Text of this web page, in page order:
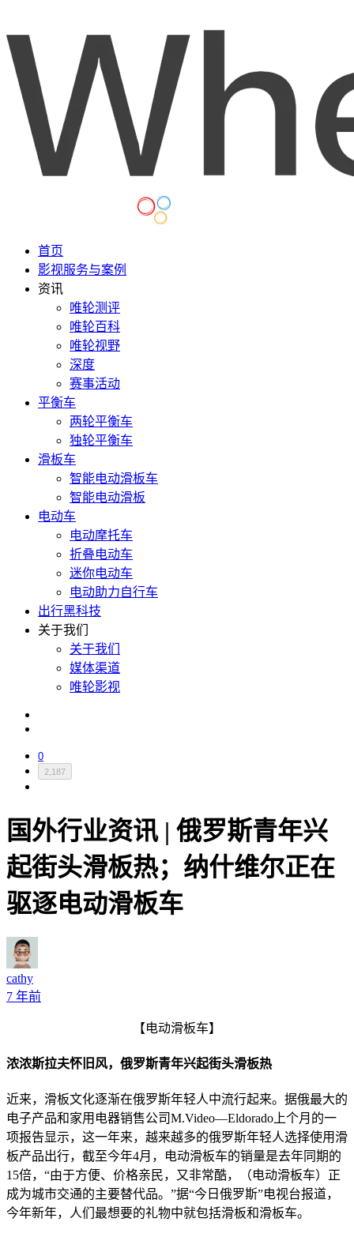
首页
影视服务与案例
资讯
唯轮测评
唯轮百科
唯轮视野
深度
赛事活动
平衡车
两轮平衡车
独轮平衡车
滑板车
智能电动滑板车
智能电动滑板
电动车
电动摩托车
折叠电动车
迷你电动车
电动助力自行车
出行黑科技
关于我们
关于我们
媒体渠道
唯轮影视
0
2,187
国外行业资讯 | 俄罗斯青年兴
起街头滑板热；纳什维尔正在
驱逐电动滑板车
cathy
7 年前
【电动滑板车】
浓浓斯拉夫怀旧风，俄罗斯青年兴起街头滑板热
近来，滑板文化逐渐在俄罗斯年轻人中流行起来。据俄最大的
电子产品和家用电器销售公司M.Video—Eldorado上个月的一
项报告显示，这一年来，越来越多的俄罗斯年轻人选择使用滑
板产品出行，截至今年4月，电动滑板车的销量是去年同期的
15倍，“由于方便、价格亲民，又非常酷，（电动滑板车）正
成为城市交通的主要替代品。”据“今日俄罗斯”电视台报道，
今年新年，人们最想要的礼物中就包括滑板和滑板车。